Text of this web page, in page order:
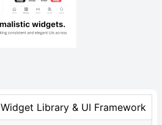
Widget Library & UI Framework